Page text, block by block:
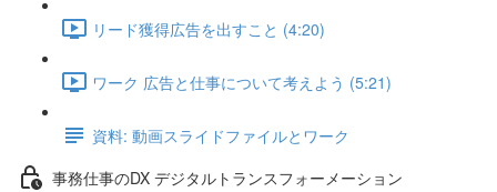
リード獲得広告を出すこと (4:20)
ワーク 広告と仕事について考えよう (5:21)
資料: 動画スライドファイルとワーク
事務仕事のDX デジタルトランスフォーメーション